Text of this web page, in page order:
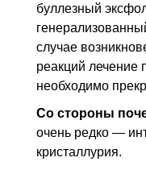
буллезный
случае
реакций
необходимо
Со стороны
очень редко —
кристаллурия.